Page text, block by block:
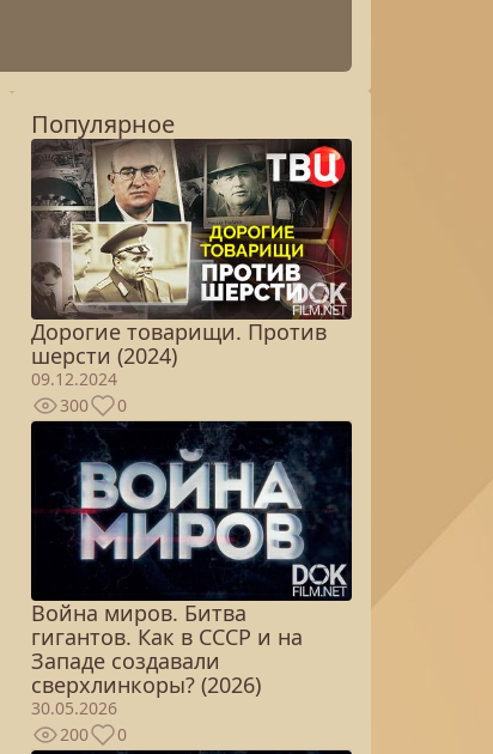
Популярное
Дорогие товарищи. Против
шерсти (2024)
09.12.2024
300
0
Война миров. Битва
гигантов. Как в СССР и на
Западе создавали
сверхлинкоры? (2026)
30.05.2026
200
0